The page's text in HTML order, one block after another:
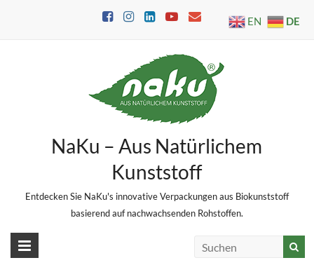
NaKu – Aus Natürlichem
Kunststoff
Entdecken Sie NaKu's innovative Verpackungen aus Biokunststoff
basierend auf nachwachsenden Rohstoffen.
EN DE